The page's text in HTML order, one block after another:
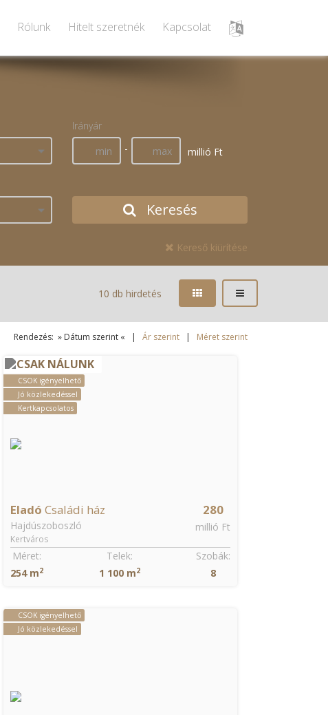
Rólunk Hitelt szeretnék Kapcsolat
Irányár
-
millió Ft
Keresés
Kereső kiürítése
10 db hirdetés
Rendezés: » Dátum szerint « | Ár szerint | Méret szerint
CSAK NÁLUNK
CSOK igényelhető
Jó közlekedéssel
Kertkapcsolatos
280
millió Ft
Eladó Családi ház
Hajdúszoboszló
Kertváros
Szobák:
8
Méret:
254 m2
Telek:
1 100 m2
CSOK igényelhető
Jó közlekedéssel